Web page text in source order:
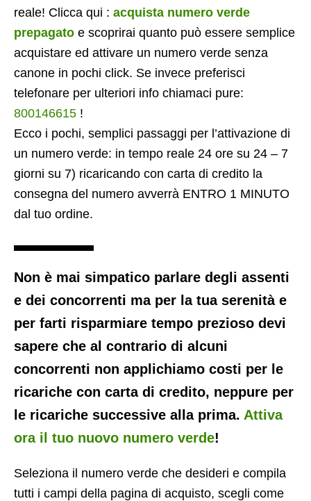
reale! Clicca qui : acquista numero verde
prepagato e scoprirai quanto può essere semplice
acquistare ed attivare un numero verde senza
canone in pochi click. Se invece preferisci
telefonare per ulteriori info chiamaci pure:
800146615 !
Ecco i pochi, semplici passaggi per l’attivazione di
un numero verde: in tempo reale 24 ore su 24 – 7
giorni su 7) ricaricando con carta di credito la
consegna del numero avverrà ENTRO 1 MINUTO
dal tuo ordine.
Non è mai simpatico parlare degli assenti
e dei concorrenti ma per la tua serenità e
per farti risparmiare tempo prezioso devi
sapere che al contrario di alcuni
concorrenti non applichiamo costi per le
ricariche con carta di credito, neppure per
le ricariche successive alla prima. Attiva
ora il tuo nuovo numero verde!
Seleziona il numero verde che desideri e compila
tutti i campi della pagina di acquisto, scegli come